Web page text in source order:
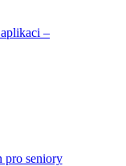
–
pro seniory